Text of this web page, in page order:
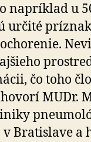
napríklad u
určité
čo toho
MUDr.
v Bratislave a